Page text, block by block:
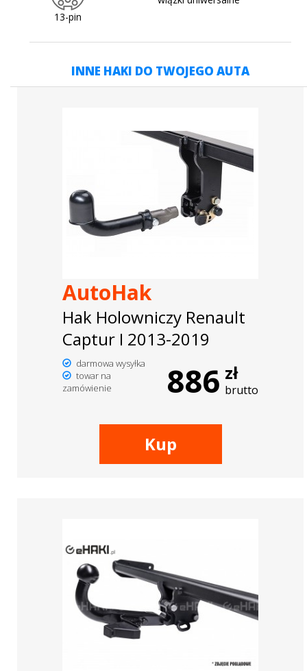
13-pin
INNE HAKI DO TWOJEGO AUTA
AutoHak
Hak Holowniczy Renault
Captur I 2013-2019
darmowa wysyłka
towar na
zamówienie
886 zł
brutto
Kup